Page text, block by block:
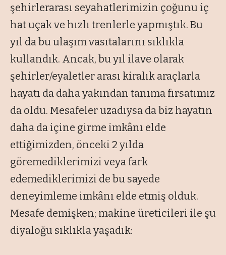
şehirlerarası seyahatlerimizin çoğunu iç
hat uçak ve hızlı trenlerle yapmıştık. Bu
yıl da bu ulaşım vasıtalarını sıklıkla
kullandık. Ancak, bu yıl ilave olarak
şehirler/eyaletler arası kiralık araçlarla
hayatı da daha yakından tanıma fırsatımız
da oldu. Mesafeler uzadıysa da biz hayatın
daha da içine girme imkânı elde
ettiğimizden, önceki 2 yılda
göremediklerimizi veya fark
edemediklerimizi de bu sayede
deneyimleme imkânı elde etmiş olduk.
Mesafe demişken; makine üreticileri ile şu
diyaloğu sıklıkla yaşadık: